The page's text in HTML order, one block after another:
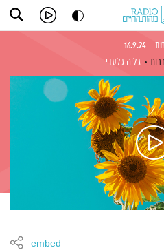
16.9.24
גליה גלעדי
embed